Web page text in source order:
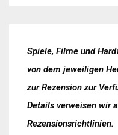
Spiele, Filme und
von dem jeweiligen
zur Rezension zur
Details verweisen wir
Rezensionsrichtlinien.